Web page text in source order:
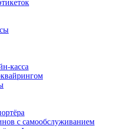
касса
с самообслуживанием